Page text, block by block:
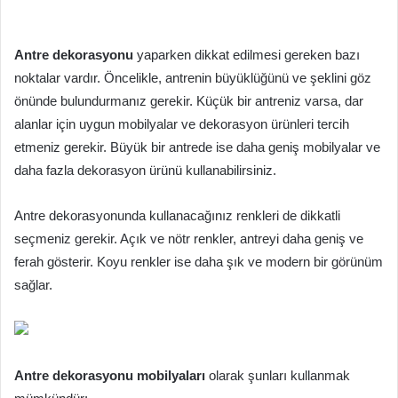
Antre dekorasyonu yaparken dikkat edilmesi gereken bazı
noktalar vardır. Öncelikle, antrenin büyüklüğünü ve şeklini göz
önünde bulundurmanız gerekir. Küçük bir antreniz varsa, dar
alanlar için uygun mobilyalar ve dekorasyon ürünleri tercih
etmeniz gerekir. Büyük bir antrede ise daha geniş mobilyalar ve
daha fazla dekorasyon ürünü kullanabilirsiniz.
Antre dekorasyonunda kullanacağınız renkleri de dikkatli
seçmeniz gerekir. Açık ve nötr renkler, antreyi daha geniş ve
ferah gösterir. Koyu renkler ise daha şık ve modern bir görünüm
sağlar.
Antre dekorasyonu mobilyaları olarak şunları kullanmak